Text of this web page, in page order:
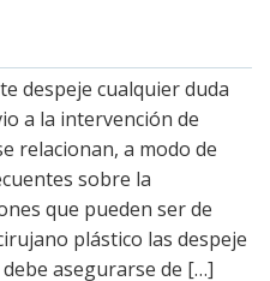
despeje cualquier duda
a la intervención de
relacionan, a modo de
sobre la
que pueden ser de
plástico las despeje
asegurarse de […]